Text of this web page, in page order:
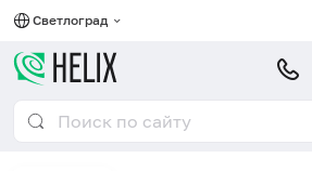
Светлоград